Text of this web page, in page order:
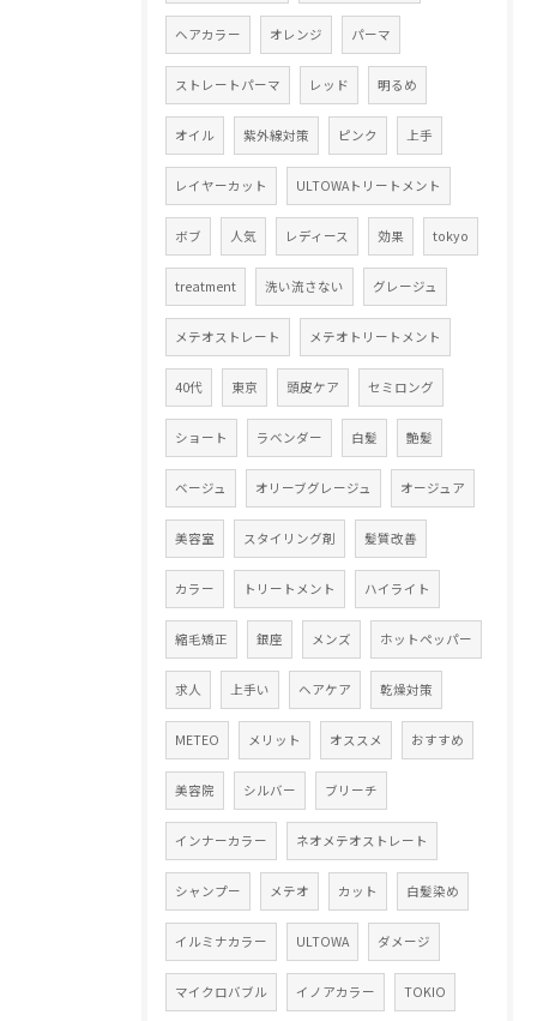
ヘアカラー オレンジ パーマ
ストレートパーマ レッド 明るめ
オイル 紫外線対策 ピンク 上手
レイヤーカット ULTOWAトリートメント
ボブ 人気 レディース 効果 tokyo
treatment 洗い流さない グレージュ
メテオストレート メテオトリートメント
40代 東京 頭皮ケア セミロング
ショート ラベンダー 白髪 艶髪
ベージュ オリーブグレージュ オージュア
美容室 スタイリング剤 髪質改善
カラー トリートメント ハイライト
縮毛矯正 銀座 メンズ ホットペッパー
求人 上手い ヘアケア 乾燥対策
METEO メリット オススメ おすすめ
美容院 シルバー ブリーチ
インナーカラー ネオメテオストレート
シャンプー メテオ カット 白髪染め
イルミナカラー ULTOWA ダメージ
マイクロバブル イノアカラー TOKIO